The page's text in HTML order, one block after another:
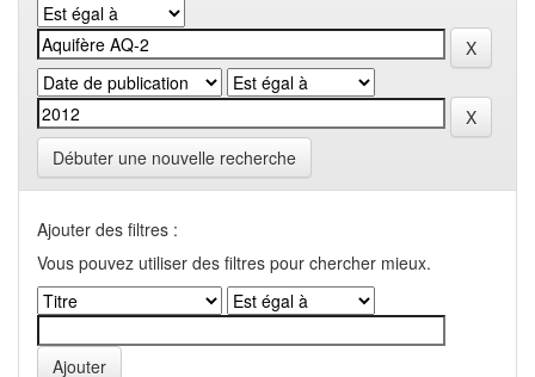
Débuter une nouvelle recherche
Ajouter des filtres :
Vous pouvez utiliser des filtres pour chercher mieux.